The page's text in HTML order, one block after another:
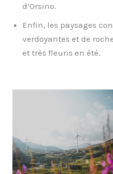
d’Orsino.
Enfin, les paysages
verdoyantes et de
et très fleuris en été.